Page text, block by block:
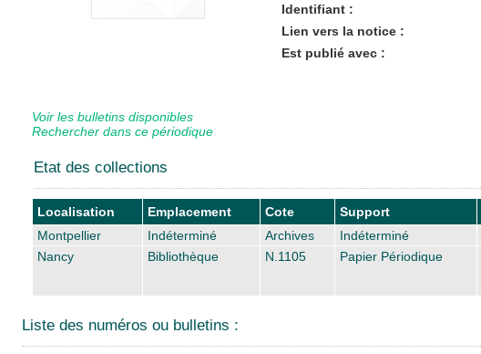
Identifiant :
Lien vers la notice :
Est publié avec :
Voir les bulletins disponibles
Rechercher dans ce périodique
Etat des collections
Localisation Emplacement Cote Support
Montpellier
Indéterminé Archives Indéterminé
Nancy
Bibliothèque N.1105 Papier Périodique
Liste des numéros ou bulletins :